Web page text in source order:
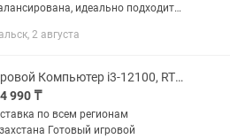
идеально подходит
настройках, стриминга,
2 августа
Игровой Компьютер i3-12100, RTX 2060 Super, 16GB, SSD 512GB Компьютер
990 ₸
по всем регионам
Готовый игровой